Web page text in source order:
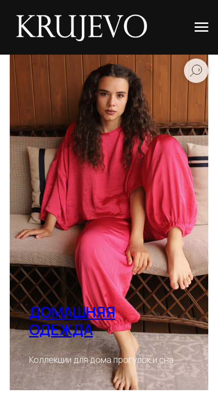
ДОМАШНЯЯ
ОДЕЖДА
Коллекции для дома прогулок и сна